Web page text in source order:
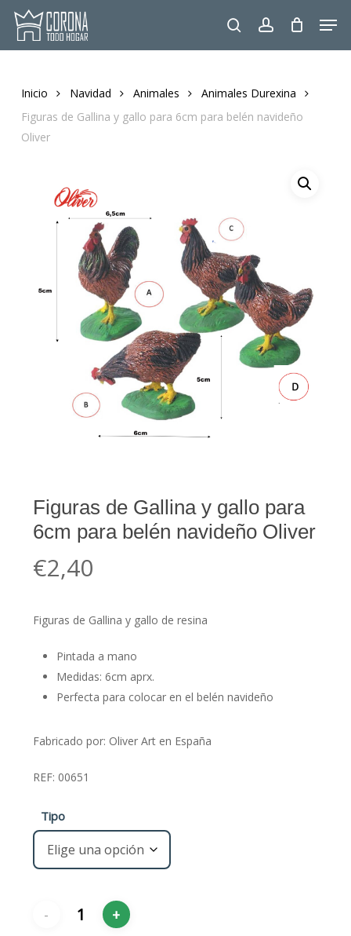
Skip
main
searchaccount
Inicio Navidad Animales
Animales Durexina
Figuras de Gallina y gallo para 6cm para belén navideño
Oliver
Figuras de Gallina y gallo para
6cm para belén navideño Oliver
€2,40
Figuras de Gallina y gallo de resina
Pintada a mano
Medidas: 6cm aprx.
Perfecta para colocar en el belén navideño
Fabricado por: Oliver Art en España
REF: 00651
Tipo